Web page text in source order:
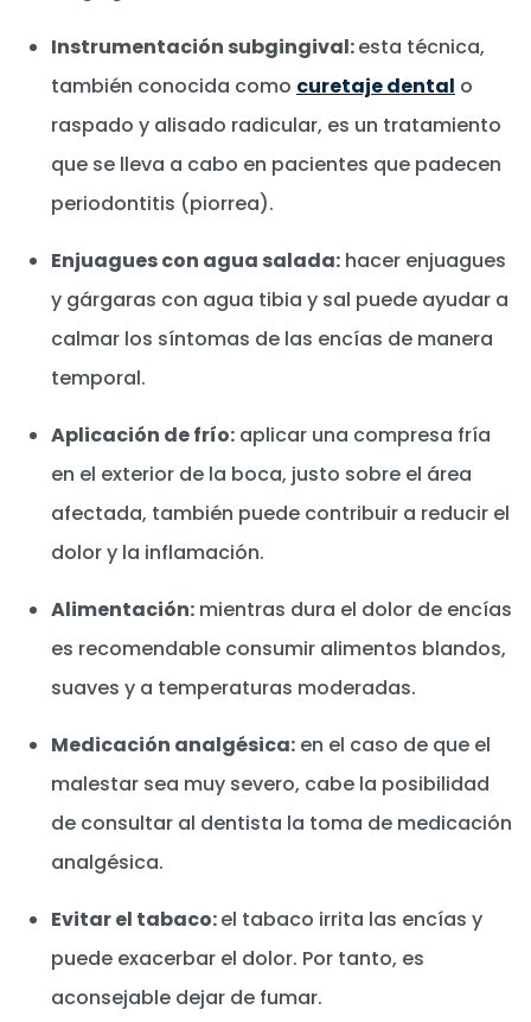
Instrumentación subgingival:esta técnica,
también conocida como curetaje dental o
raspado y alisado radicular, es un tratamiento
que se lleva a cabo en pacientes que padecen
periodontitis (piorrea).
Enjuagues con agua salada: hacer enjuagues
y gárgaras con agua tibia y sal puede ayudar a
calmar los síntomas de las encías de manera
temporal.
Aplicación de frío: aplicar una compresa fría
en el exterior de la boca, justo sobre el área
afectada, también puede contribuir a reducir el
dolor y la inflamación.
Alimentación: mientras dura el dolor de encías
es recomendable consumir alimentos blandos,
suaves y a temperaturas moderadas.
Medicación analgésica: en el caso de que el
malestar sea muy severo, cabe la posibilidad
de consultar al dentista la toma de medicación
analgésica.
Evitar el tabaco:el tabaco irrita las encías y
puede exacerbar el dolor. Por tanto, es
aconsejable dejar de fumar.